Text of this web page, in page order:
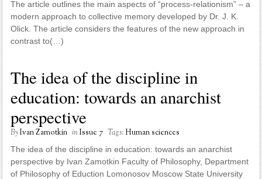
The article outlines the main aspects of “process-relationism” – a
modern approach to collective memory developed by Dr. J. K.
Olick. The article considers the features of the new approach in
contrast to(…)
The idea of the discipline in
education: towards an anarchist
perspective
ByIvan Zamotkin inIssue 7 Tags: Human sciences
The idea of the discipline in education: towards an anarchist
perspective by Ivan Zamotkin Faculty of Philosophy, Department
of Philosophy of Eduction Lomonosov Moscow State University